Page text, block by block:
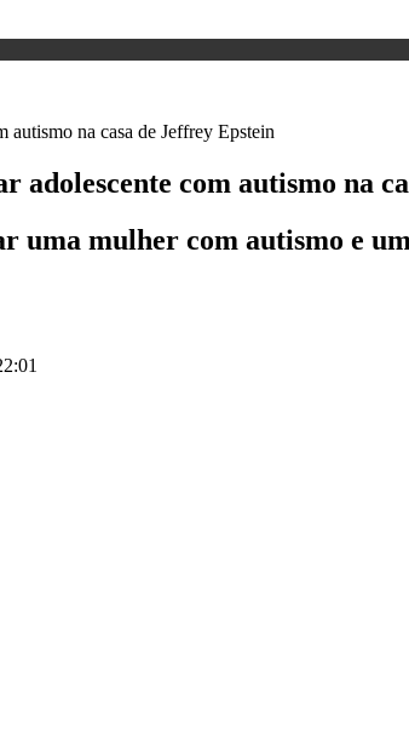
com autismo na
uma mulher com autismo e